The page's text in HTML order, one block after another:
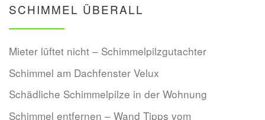
SCHIMMEL ÜBERALL
Mieter lüftet nicht – Schimmelpilzgutachter
Schimmel am Dachfenster Velux
Schädliche Schimmelpilze in der Wohnung
Schimmel entfernen – Wand Tipps vom